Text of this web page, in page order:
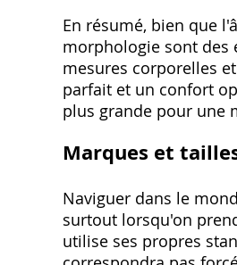
En résumé‚ bien que
morphologie sont des
mesures corporelles
parfait et un confort
plus grande pour une
Marques et
Naviguer dans le
surtout lorsqu'on
utilise ses propres